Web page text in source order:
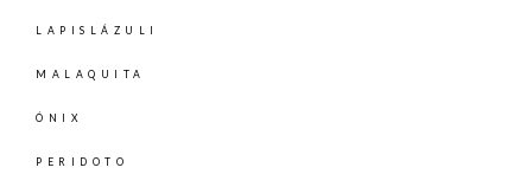
LAPISLÁZULI
MALAQUITA
ÓNIX
PERIDOTO